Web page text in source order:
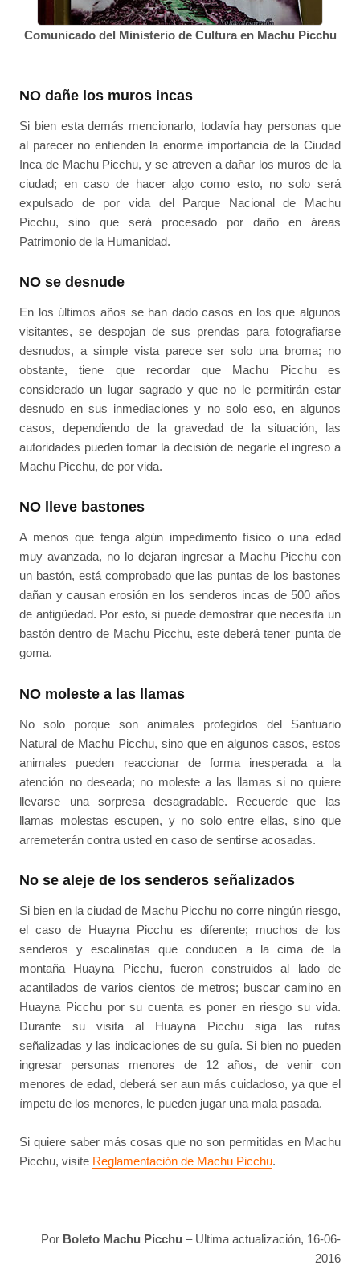
Comunicado del Ministerio de Cultura en Machu Picchu
NO dañe los muros incas
Si bien esta demás mencionarlo, todavía hay personas que
al parecer no entienden la enorme importancia de la Ciudad
Inca de Machu Picchu, y se atreven a dañar los muros de la
ciudad; en caso de hacer algo como esto, no solo será
expulsado de por vida del Parque Nacional de Machu
Picchu, sino que será procesado por daño en áreas
Patrimonio de la Humanidad.
NO se desnude
En los últimos años se han dado casos en los que algunos
visitantes, se despojan de sus prendas para fotografiarse
desnudos, a simple vista parece ser solo una broma; no
obstante, tiene que recordar que Machu Picchu es
considerado un lugar sagrado y que no le permitirán estar
desnudo en sus inmediaciones y no solo eso, en algunos
casos, dependiendo de la gravedad de la situación, las
autoridades pueden tomar la decisión de negarle el ingreso a
Machu Picchu, de por vida.
NO lleve bastones
A menos que tenga algún impedimento físico o una edad
muy avanzada, no lo dejaran ingresar a Machu Picchu con
un bastón, está comprobado que las puntas de los bastones
dañan y causan erosión en los senderos incas de 500 años
de antigüedad. Por esto, si puede demostrar que necesita un
bastón dentro de Machu Picchu, este deberá tener punta de
goma.
NO moleste a las llamas
No solo porque son animales protegidos del Santuario
Natural de Machu Picchu, sino que en algunos casos, estos
animales pueden reaccionar de forma inesperada a la
atención no deseada; no moleste a las llamas si no quiere
llevarse una sorpresa desagradable. Recuerde que las
llamas molestas escupen, y no solo entre ellas, sino que
arremeterán contra usted en caso de sentirse acosadas.
No se aleje de los senderos señalizados
Si bien en la ciudad de Machu Picchu no corre ningún riesgo,
el caso de Huayna Picchu es diferente; muchos de los
senderos y escalinatas que conducen a la cima de la
montaña Huayna Picchu, fueron construidos al lado de
acantilados de varios cientos de metros; buscar camino en
Huayna Picchu por su cuenta es poner en riesgo su vida.
Durante su visita al Huayna Picchu siga las rutas
señalizadas y las indicaciones de su guía. Si bien no pueden
ingresar personas menores de 12 años, de venir con
menores de edad, deberá ser aun más cuidadoso, ya que el
ímpetu de los menores, le pueden jugar una mala pasada.
Si quiere saber más cosas que no son permitidas en Machu
Picchu, visite Reglamentación de Machu Picchu.
Por Boleto Machu Picchu – Ultima actualización, 16-06-
2016